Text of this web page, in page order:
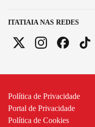
ITATIAIA NAS REDES
Política de Privacidade
Portal de Privacidade
Política de Cookies